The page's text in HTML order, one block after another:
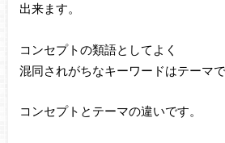
出来ます。
コンセプトの類語としてよく
混同されがちなキーワードはテーマで
コンセプトとテーマの違いです。